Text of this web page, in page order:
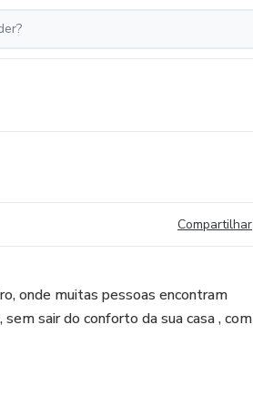
Compartilhar
onde muitas pessoas encontram
sair do conforto da sua casa , com